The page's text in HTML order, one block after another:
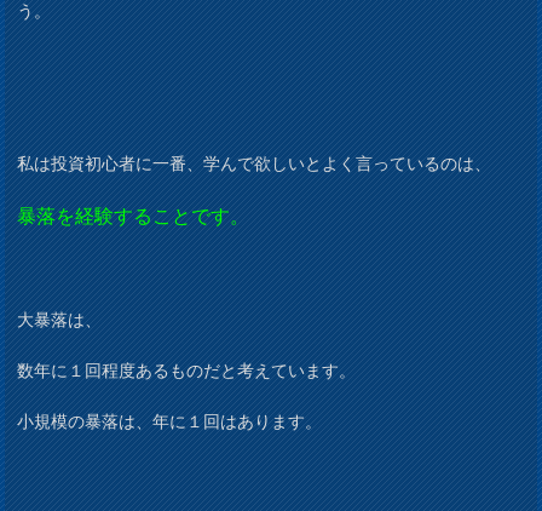
う。
私は投資初心者に一番、学んで欲しいとよく言っているのは、
暴落を経験することです。
大暴落は、
数年に１回程度あるものだと考えています。
小規模の暴落は、年に１回はあります。